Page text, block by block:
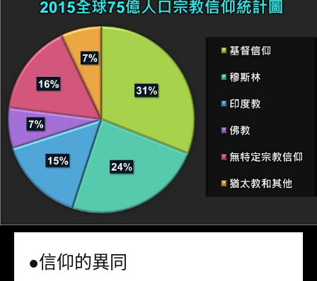
●信仰的異同